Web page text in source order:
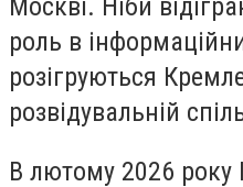
Москві. Ніби
роль в
розігруються
розвідувальній
В лютому 2026 року